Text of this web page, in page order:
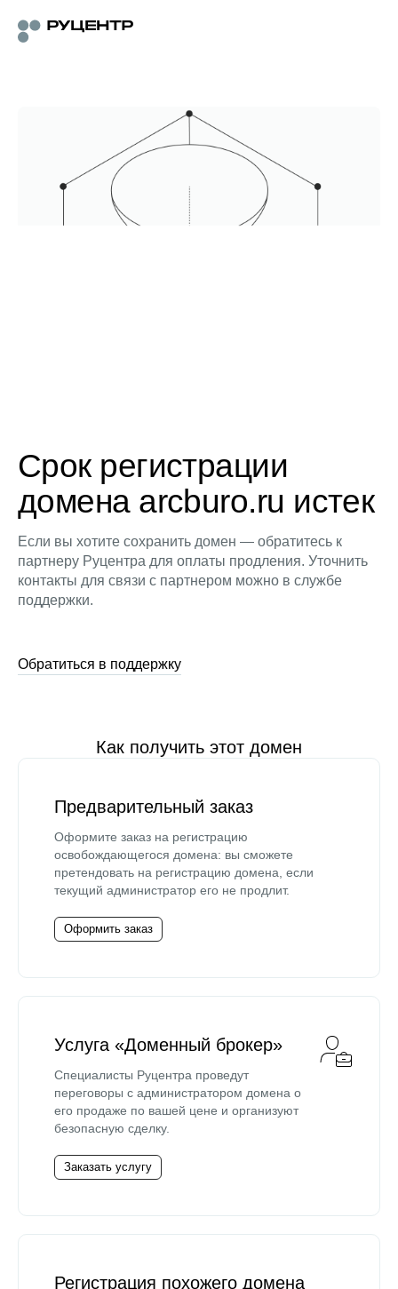
Срок регистрации
домена arcburo.ru истек
Если вы хотите сохранить домен — обратитесь к
партнеру Руцентра для оплаты продления. Уточнить
контакты для связи с партнером можно в службе
поддержки.
Обратиться в поддержку
Как получить этот домен
Предварительный заказ
Оформите заказ на регистрацию
освобождающегося домена: вы сможете
претендовать на регистрацию домена, если
текущий администратор его не продлит.
Оформить заказ
Услуга «Доменный брокер»
Специалисты Руцентра проведут
переговоры с администратором домена о
его продаже по вашей цене и организуют
безопасную сделку.
Заказать услугу
Регистрация похожего домена